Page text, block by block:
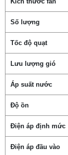
Số lượng
Tốc độ quạt
Lưu lượng gió
Áp suất nước
Độ ồn
Điện áp định mức
Điện áp đầu vào